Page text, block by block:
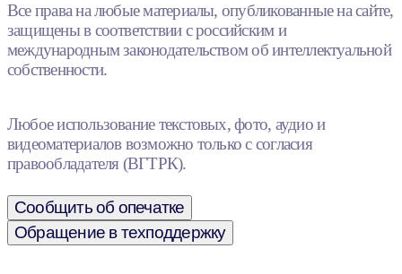
Все права на любые материалы, опубликованные на сайте,
защищены в соответствии с российским и
международным законодательством об интеллектуальной
собственности.
Любое использование текстовых, фото, аудио и
видеоматериалов возможно только с согласия
правообладателя (ВГТРК).
Сообщить об опечатке
Обращение в техподдержку